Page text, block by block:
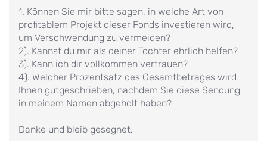
1. Können Sie mir bitte sagen, in welche Art von
profitablem Projekt dieser Fonds investieren wird,
um Verschwendung zu vermeiden?
2). Kannst du mir als deiner Tochter ehrlich helfen?
3). Kann ich dir vollkommen vertrauen?
4). Welcher Prozentsatz des Gesamtbetrages wird
Ihnen gutgeschrieben, nachdem Sie diese Sendung
in meinem Namen abgeholt haben?
Danke und bleib gesegnet,